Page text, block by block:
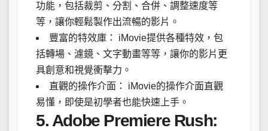
功能，包括裁剪、分割、合併、調整速度等
等，讓你輕鬆製作出流暢的影片。
豐富的特效庫： iMovie提供各種特效，包
括轉場、濾鏡、文字動畫等等，讓你的影片更
具創意和視覺衝擊力。
直觀的操作介面： iMovie的操作介面直觀
易懂，即使是初學者也能快速上手。
5. Adobe Premiere Rush: